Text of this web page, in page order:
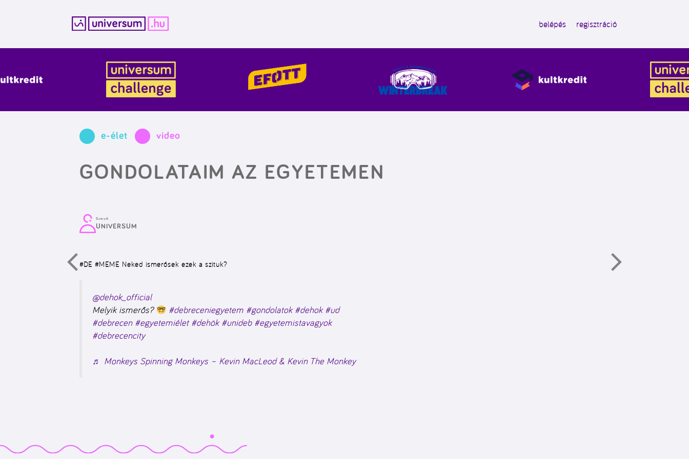
belépés regisztráció
e-élet video
GONDOLATAIM AZ EGYETEMEN
Szerző:
UNIVERSUM
#DE #MEME Neked ismerősek ezek a szituk?
@dehok_official
Melyik ismerős?
#debreceniegyetem #gondolatok #dehok #ud
#debrecen #egyetemiélet #dehök #unideb #egyetemistavagyok
#debrecencity
♬ Monkeys Spinning Monkeys – Kevin MacLeod & Kevin The Monkey